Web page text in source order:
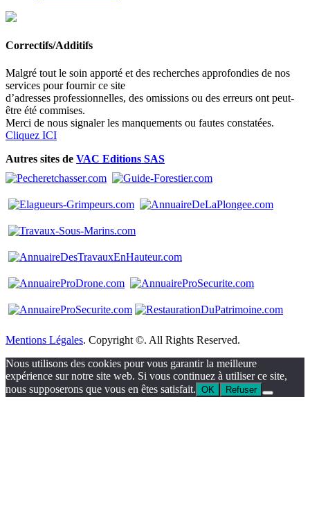
Correctifs/Additifs
Malgré tout le soin apporté et des recherches approfondies de nos
services pour fournir ce site
d’adresses professionnelles, des omissions ou des erreurs ont peut-
être été commises.
Merci de nous signaler les manquements ou fautes constatées.
Cliquez ICI
Autres sites de VAC Editions SAS
Mentions Légales. Copyright ©. All Rights Reserved.
Nous utilisons des cookies pour vous garantir la meilleure
expérience sur notre site web. Si vous continuez à utiliser ce site,
nous supposerons que vous en êtes satisfait. OK Refuser